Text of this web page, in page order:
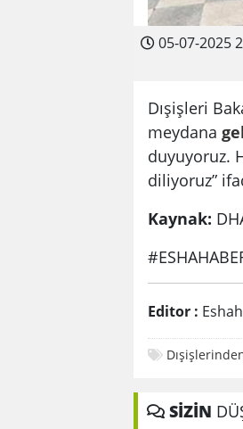
05-07-2025
Dışişleri
meydana
duyuyoruz.
diliyoruz”
Kaynak:
Editor :
SİZİN